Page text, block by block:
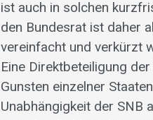
ist auch in solchen
den Bundesrat ist daher
vereinfacht und verkürzt
Eine Direktbeteiligung
Gunsten einzelner
Unabhängigkeit der SNB